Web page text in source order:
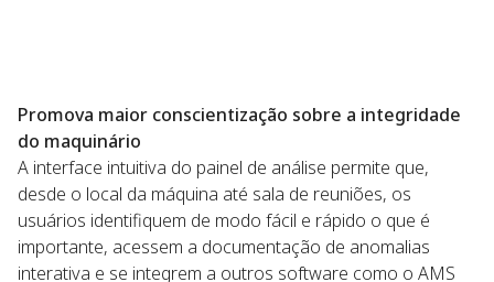
Promova maior conscientização sobre a integridade
do maquinário
A interface intuitiva do painel de análise permite que,
desde o local da máquina até sala de reuniões, os
usuários identifiquem de modo fácil e rápido o que é
importante, acessem a documentação de anomalias
interativa e se integrem a outros software como o AMS